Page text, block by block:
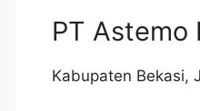
PT Astemo
Kabupaten Bekasi,